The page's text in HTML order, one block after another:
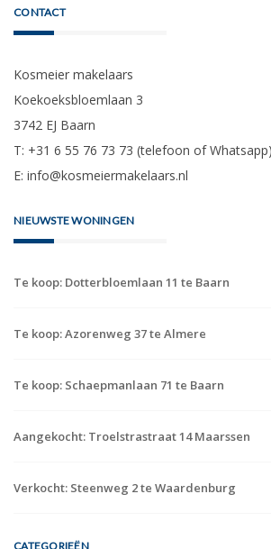
CONTACT
Kosmeier makelaars
Koekoeksbloemlaan 3
3742 EJ Baarn
T: +31 6 55 76 73 73 (telefoon of Whatsapp)
E: info@kosmeiermakelaars.nl
NIEUWSTE WONINGEN
Te koop: Dotterbloemlaan 11 te Baarn
Te koop: Azorenweg 37 te Almere
Te koop: Schaepmanlaan 71 te Baarn
Aangekocht: Troelstrastraat 14 Maarssen
Verkocht: Steenweg 2 te Waardenburg
CATEGORIEËN